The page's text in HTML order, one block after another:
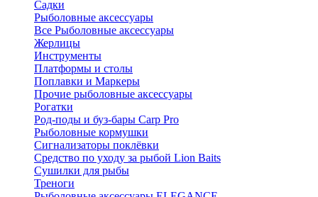
Садки
Рыболовные аксессуары
Все Рыболовные аксессуары
Жерлицы
Инструменты
Платформы и столы
Поплавки и Маркеры
Прочие рыболовные аксессуары
Рогатки
Род-поды и буз-бары Carp Pro
Рыболовные кормушки
Сигнализаторы поклёвки
Средство по уходу за рыбой Lion Baits
Сушилки для рыбы
Треноги